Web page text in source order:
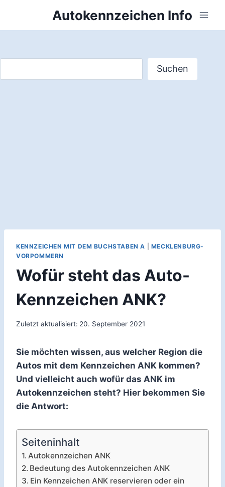
springen
Autokennzeichen Info
Suchen
KENNZEICHEN MIT DEM BUCHSTABEN A
MECKLENBURG-
VORPOMMERN
Wofür steht das Auto-
Kennzeichen ANK?
Zuletzt aktualisiert: 20. September 2021
Sie möchten wissen, aus welcher Region die
Autos mit dem Kennzeichen ANK kommen?
Und vielleicht auch wofür das ANK im
Autokennzeichen steht? Hier bekommen Sie
die Antwort:
Seiteninhalt
Autokennzeichen ANK
Bedeutung des Autokennzeichen ANK
Ein Kennzeichen ANK reservieren oder ein